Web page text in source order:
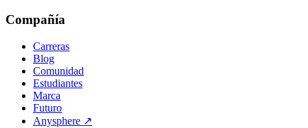
Compañía
Carreras
Blog
Comunidad
Estudiantes
Marca
Futuro
Anysphere ↗